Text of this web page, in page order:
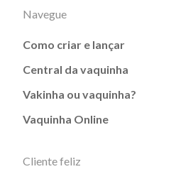
Navegue
Como criar e lançar
Central da vaquinha
Vakinha ou vaquinha?
Vaquinha Online
Cliente feliz